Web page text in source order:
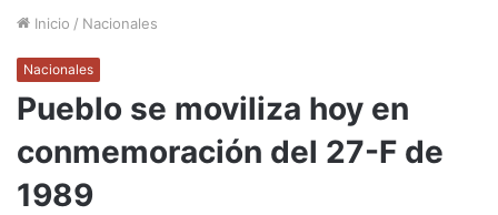
Inicio / Nacionales
Nacionales
Pueblo se moviliza hoy en
conmemoración del 27-F de
1989